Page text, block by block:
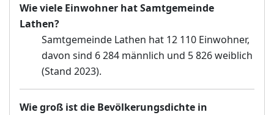
Wie viele Einwohner hat Samtgemeinde
Lathen?
Samtgemeinde Lathen hat 12 110 Einwohner,
davon sind 6 284 männlich und 5 826 weiblich
(Stand 2023).
Wie groß ist die Bevölkerungsdichte in